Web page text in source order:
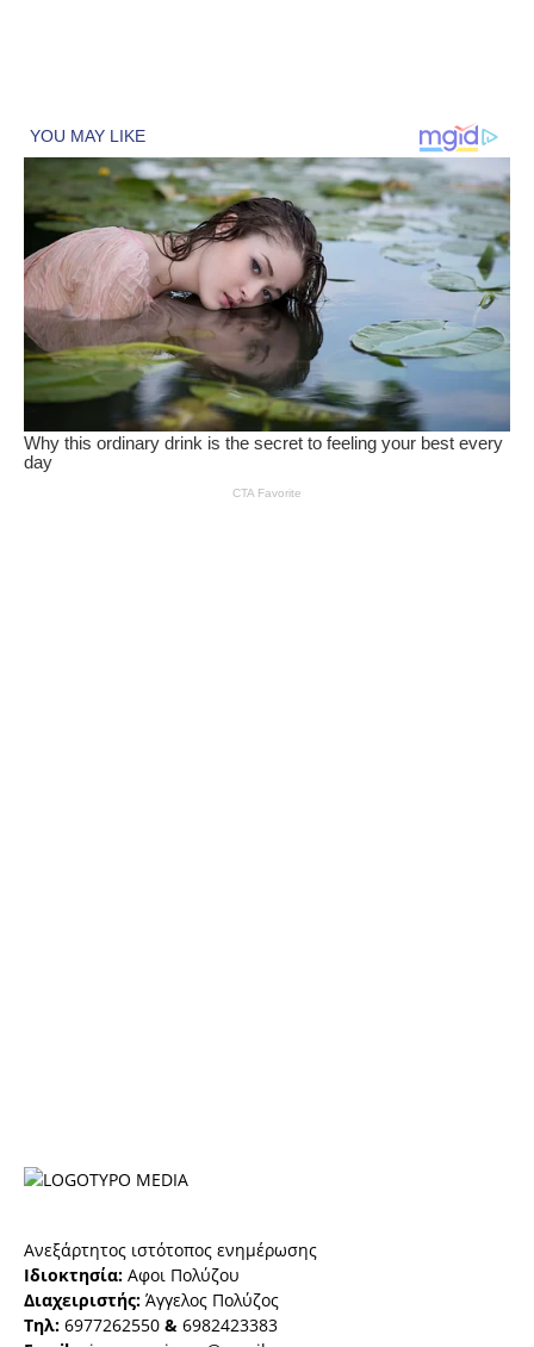
Ανεξάρτητος ιστότοπος ενημέρωσης
Ιδιοκτησία: Αφοι Πολύζου
Διαχειριστής: Άγγελος Πολύζος
Τηλ: 6977262550 & 6982423383